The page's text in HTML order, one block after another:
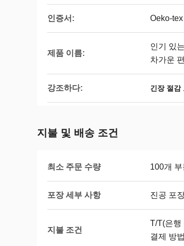
인증서: Oeko-
제품 이름:
인기 있
차가운
강조하다: 긴장 절감
지불 및 배송 조건
최소 주문 수량 100개 부
포장 세부 사항 진공 포
지불 조건
T/T(은행
결제 방